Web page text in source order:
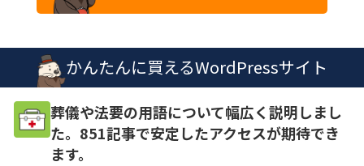
かんたんに買えるWordPressサイト
葬儀や法要の用語について幅広く説明しまし
た。851記事で安定したアクセスが期待でき
ます。